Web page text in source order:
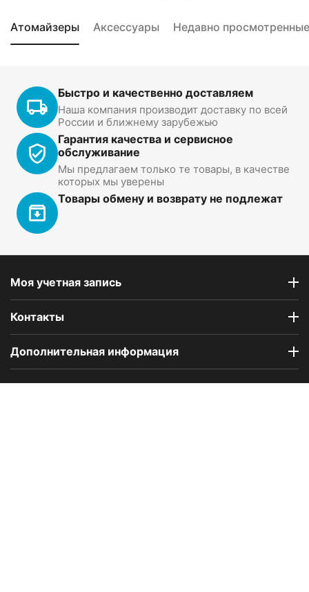
Атомайзеры Аксессуары Недавно просмотренные
Быстро и качественно доставляем
Наша компания производит доставку по всей
России и ближнему зарубежью
Гарантия качества и сервисное
обслуживание
Мы предлагаем только те товары, в качестве
которых мы уверены
Товары обмену и возврату не подлежат
Моя учетная запись
Контакты
Дополнительная информация